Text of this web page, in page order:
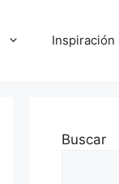
Inspiración
Buscar